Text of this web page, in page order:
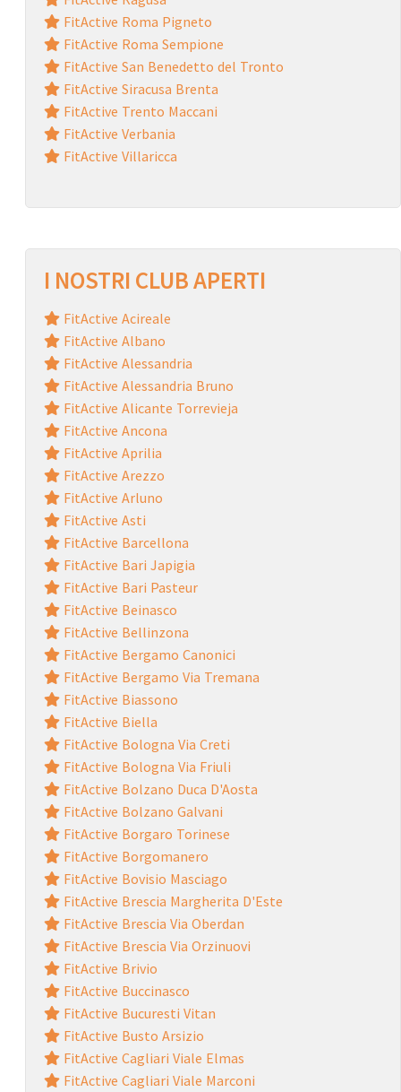
FitActive Roma Pigneto
FitActive Roma Sempione
FitActive San Benedetto del Tronto
FitActive Siracusa Brenta
FitActive Trento Maccani
FitActive Verbania
FitActive Villaricca
I NOSTRI CLUB APERTI
FitActive Acireale
FitActive Albano
FitActive Alessandria
FitActive Alessandria Bruno
FitActive Alicante Torrevieja
FitActive Ancona
FitActive Aprilia
FitActive Arezzo
FitActive Arluno
FitActive Asti
FitActive Barcellona
FitActive Bari Japigia
FitActive Bari Pasteur
FitActive Beinasco
FitActive Bellinzona
FitActive Bergamo Canonici
FitActive Bergamo Via Tremana
FitActive Biassono
FitActive Biella
FitActive Bologna Via Creti
FitActive Bologna Via Friuli
FitActive Bolzano Duca D'Aosta
FitActive Bolzano Galvani
FitActive Borgaro Torinese
FitActive Borgomanero
FitActive Bovisio Masciago
FitActive Brescia Margherita D'Este
FitActive Brescia Via Oberdan
FitActive Brescia Via Orzinuovi
FitActive Brivio
FitActive Buccinasco
FitActive Bucuresti Vitan
FitActive Busto Arsizio
FitActive Cagliari Viale Elmas
FitActive Cagliari Viale Marconi